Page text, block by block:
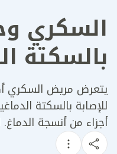
السكري
بالسكتة
​يتعرض مريض السكري
للإصابة بالسكتة
أجزاء من أنسجة